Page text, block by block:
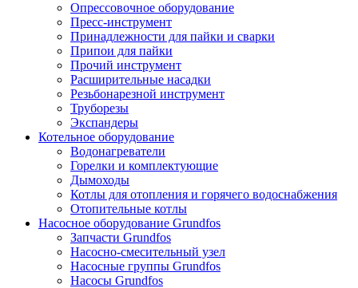
Опрессовочное оборудование
Пресс-инструмент
Принадлежности для пайки и сварки
Припои для пайки
Прочий инструмент
Расширительные насадки
Резьбонарезной инструмент
Труборезы
Экспандеры
Котельное оборудование
Водонагреватели
Горелки и комплектующие
Дымоходы
Котлы для отопления и горячего водоснабжения
Отопительные котлы
Насосное оборудование Grundfos
Запчасти Grundfos
Насосно-смесительный узел
Насосные группы Grundfos
Насосы Grundfos